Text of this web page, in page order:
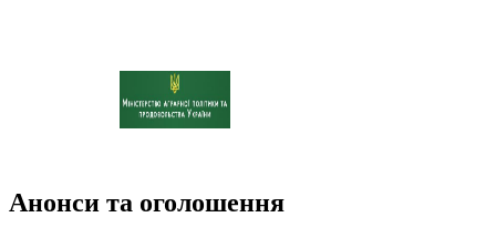
Анонси та оголошення